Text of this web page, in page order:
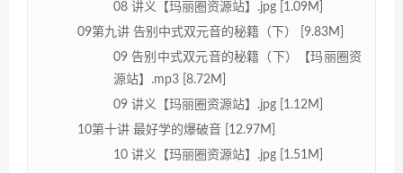
08 讲义【玛丽圈资源站】.jpg [1.09M]
09第九讲 告别中式双元音的秘籍（下） [9.83M]
09 告别中式双元音的秘籍（下）【玛丽圈资
源站】.mp3 [8.72M]
09 讲义【玛丽圈资源站】.jpg [1.12M]
10第十讲 最好学的爆破音 [12.97M]
10 讲义【玛丽圈资源站】.jpg [1.51M]